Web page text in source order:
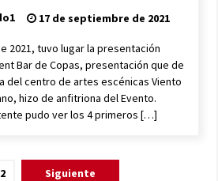
17 de septiembre de 2021
2021, tuvo lugar la presentación
Bar de Copas, presentación que de
del centro de artes escénicas Viento
hizo de anfitriona del Evento.
pudo ver los 4 primeros […]
2 Siguiente